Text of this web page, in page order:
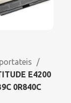
E4200
0R840C